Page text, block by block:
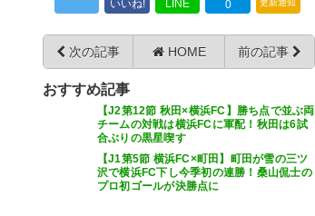
変わるかねw 後半の町田の気迫
には感動した。海舟が覚醒して
てすごすぎた。 #zelvia
— ヘーヅラ (HE_DURA)2022, 4
いいね! LINE 0 更新通知
次の記事 HOME 前の記事
おすすめ記事
【J2第12節 秋田×横浜FC】勝ち点で並ぶ両
チームの対戦は横浜FCに軍配！秋田は6試
合ぶりの黒星喫す
【J1第5節 横浜FC×町田】町田が雪の三ツ
沢で横浜FC下し今季初の連勝！桑山侃士の
プロ初ゴールが決勝点に